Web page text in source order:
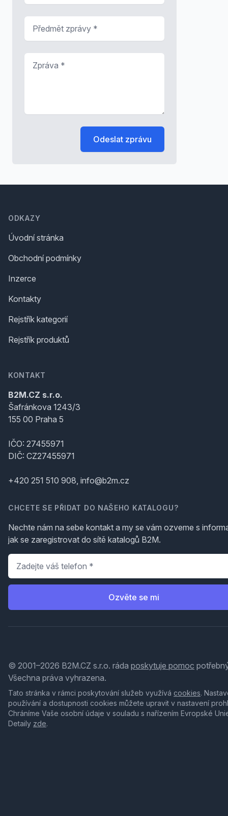
Odeslat zprávu
ODKAZY
Úvodní stránka
Obchodní podmínky
Inzerce
Kontakty
Rejstřík kategorií
Rejstřík produktů
KONTAKT
B2M.CZ s.r.o.
Šafránkova 1243/3
155 00 Praha 5
IČO: 27455971
DIČ: CZ27455971
+420 251 510 908, info@b2m.cz
CHCETE SE PŘIDAT DO NAŠEHO KATALOGU?
Nechte nám na sebe kontakt a my se vám ozveme s
jak se zaregistrovat do sítě katalogů B2M.
Telefon
Ozvěte se mi
© 2001–2026 B2M.CZ s.r.o. ráda poskytuje pomoc
Všechna práva vyhrazena.
Tato stránka v rámci poskytování služeb využívá cookies.
používání a dostupnosti cookies můžete upravit v nastavení
Chráníme Vaše osobní údaje v souladu s nařízením Evropské
Detaily zde.